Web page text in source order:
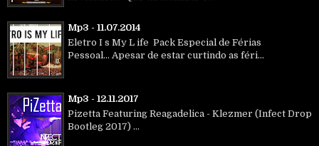
Mp3 - 11.07.2014
Eletro I s My L ife Pack Especial de Férias
Pessoal... Apesar de estar curtindo as féri...
Mp3 - 12.11.2017
Pizetta Featuring Reagadelica - Klezmer (Infect Drop
Bootleg 2017) ...